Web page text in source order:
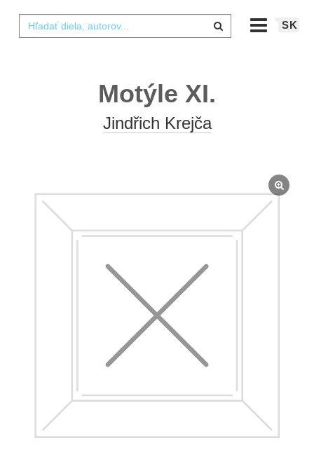
SK
Motýle XI.
Jindřich Krejča